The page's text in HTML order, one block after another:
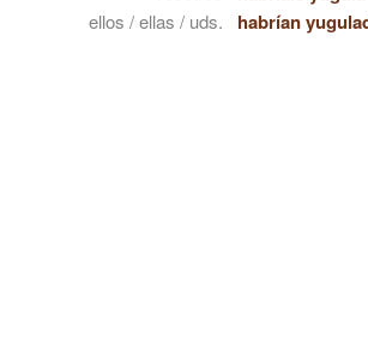
ellos / ellas / uds. habrían